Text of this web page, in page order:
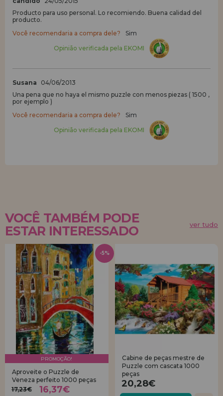
Producto para uso personal. Lo recomiendo. Buena calidad del
producto.
Você recomendaria a compra dele?
Sim
Opinião verificada pela EKOMI
Susana
04/06/2013
Una pena que no haya el mismo puzzle con menos piezas ( 1500 ,
por ejemplo )
Você recomendaria a compra dele?
Sim
Opinião verificada pela EKOMI
VOCÊ TAMBÉM PODE
ESTAR INTERESSADO
ver tudo
PROMOÇÃO!
Aproveite o Puzzle de
Veneza perfeito 1000 peças
17,23€
16,37€
-5%
Cabine de peças mestre de
Puzzle com cascata 1000
peças
20,28€